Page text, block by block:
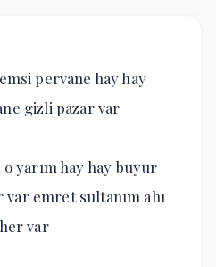
pervane hay hay
gizli pazar var
yarım hay hay buyur
var emret sultanım ahı
var